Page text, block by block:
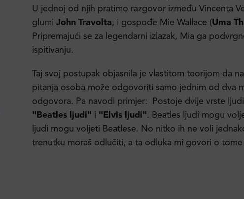
U jednoj od njih pratimo razgovor između Vincenta
glumi John Travolta, i gospođe Mie Wallace (Uma
Pripremajući se za legendarni izlazak, Mia ga
ispitivanju.
Taj svoj postupak objasnila je vlastitom teorijom da
pitanja osoba može odgovoriti samo jednim od dva
odgovora. Pa navodi primjer: 'Postoje dvije vrste
"Beatles ljudi" i "Elvis ljudi". Beatles ljudi mogu
ljudi mogu voljeti Beatlese. No nitko ih ne voli
trenutku moraš odlučiti, a ta odluka mi govori o